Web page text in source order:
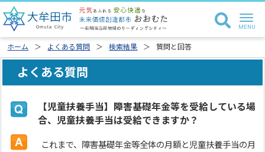
ホーム よくある質問 検索結果 質問と回答
よくある質問
【児童扶養手当】障害基礎年金等を受給している場
合、児童扶養手当は受給できますか？
これまで、障害基礎年金等全体の月額と児童扶養手当の月